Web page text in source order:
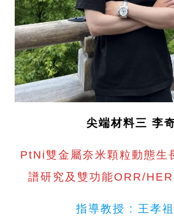
尖端材料三 李
PtNi雙金屬奈米顆粒動態生
譜研究及雙功能ORR/
指導教授 : 王孝